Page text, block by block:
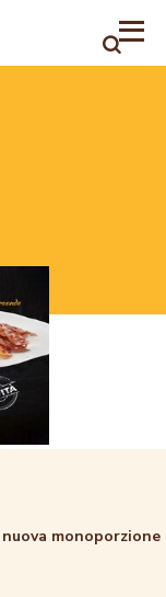
nuova monoporzione